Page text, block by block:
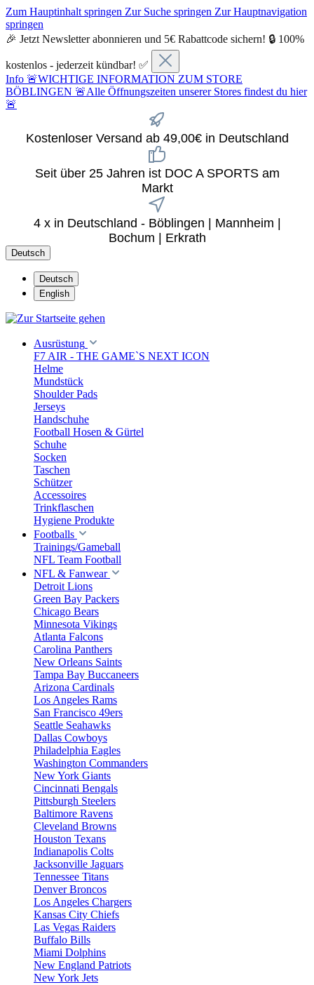
Zum Hauptinhalt springen Zur Suche springen Zur Hauptnavigation
springen
🎉 Jetzt Newsletter abonnieren und 5€ Rabattcode sichern! 🔒 100%
kostenlos - jederzeit kündbar! ✅
Info 🚨WICHTIGE INFORMATION ZUM STORE
BÖBLINGEN 🚨Alle Öffnungszeiten unserer Stores findest du hier
🚨
Kostenloser Versand ab 49,00€ in Deutschland
Seit über 25 Jahren ist DOC A SPORTS am
Markt
4 x in Deutschland - Böblingen | Mannheim |
Bochum | Erkrath
Deutsch
Deutsch
English
Ausrüstung
F7 AIR - THE GAME`S NEXT ICON
Helme
Mundstück
Shoulder Pads
Jerseys
Handschuhe
Football Hosen & Gürtel
Schuhe
Socken
Taschen
Schützer
Accessoires
Trinkflaschen
Hygiene Produkte
Footballs
Trainings/Gameball
NFL Team Football
NFL & Fanwear
Detroit Lions
Green Bay Packers
Chicago Bears
Minnesota Vikings
Atlanta Falcons
Carolina Panthers
New Orleans Saints
Tampa Bay Buccaneers
Arizona Cardinals
Los Angeles Rams
San Francisco 49ers
Seattle Seahawks
Dallas Cowboys
Philadelphia Eagles
Washington Commanders
New York Giants
Cincinnati Bengals
Pittsburgh Steelers
Baltimore Ravens
Cleveland Browns
Houston Texans
Indianapolis Colts
Jacksonville Jaguars
Tennessee Titans
Denver Broncos
Los Angeles Chargers
Kansas City Chiefs
Las Vegas Raiders
Buffalo Bills
Miami Dolphins
New England Patriots
New York Jets